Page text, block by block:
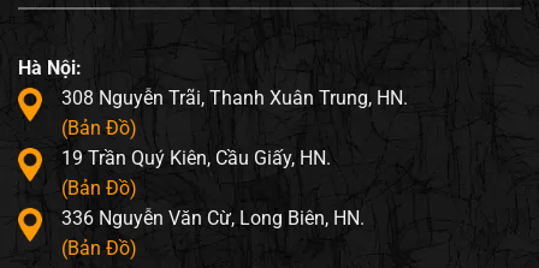
Hà Nội:
308 Nguyễn Trãi, Thanh Xuân Trung, HN.
(Bản Đồ)
19 Trần Quý Kiên, Cầu Giấy, HN.
(Bản Đồ)
336 Nguyễn Văn Cừ, Long Biên, HN.
(Bản Đồ)